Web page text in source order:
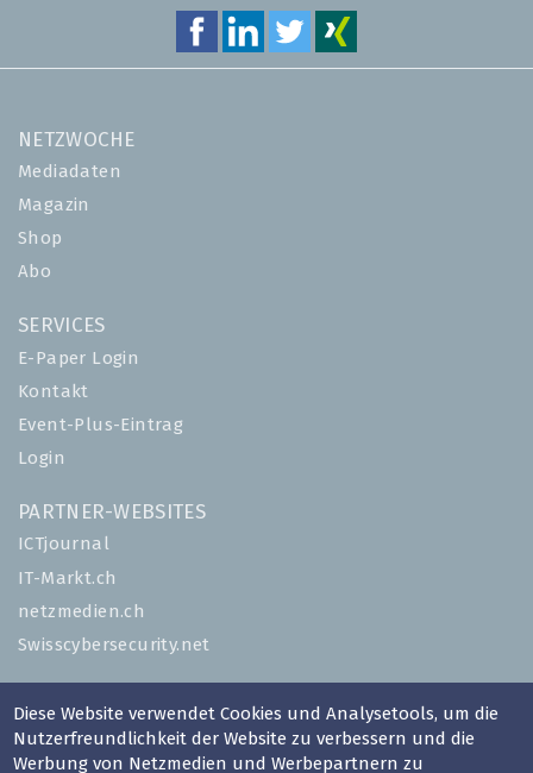
NETZWOCHE
Mediadaten
Magazin
Shop
Abo
SERVICES
E-Paper Login
Kontakt
Event-Plus-Eintrag
Login
PARTNER-WEBSITES
ICTjournal
IT-Markt.ch
netzmedien.ch
Swisscybersecurity.net
Impressum
AGB
Diese Website verwendet Cookies und Analysetools, um die
Nutzerfreundlichkeit der Website zu verbessern und die
Werbung von Netzmedien und Werbepartnern zu